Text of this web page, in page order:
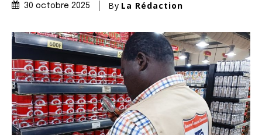
30 octobre 2025 By La Rédaction